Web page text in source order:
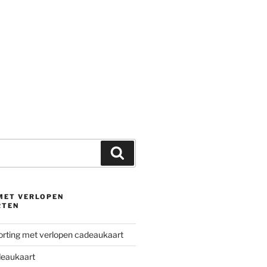
VERLOPEN
met verlopen cadeaukaart